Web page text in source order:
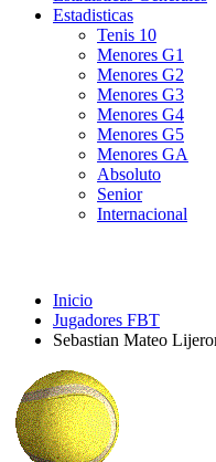
Estadisticas
Tenis 10
Menores G1
Menores G2
Menores G3
Menores G4
Menores G5
Menores GA
Absoluto
Senior
Internacional
Inicio
Jugadores FBT
Sebastian Mateo